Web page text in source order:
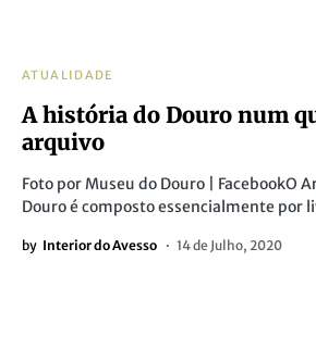
ATUALIDADE
A história do Douro num
arquivo
Foto por Museu do Douro | FacebookO
Douro é composto essencialmente por
by Interior do Avesso 14 de Julho, 2020